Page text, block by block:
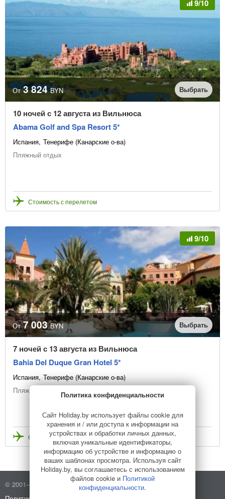
9/10
От 3 824 BYN Выбрать
10 ночей с 12 августа из Вильнюса
Abama Golf and Spa Resort 5*
Испания Тенерифе (Канарские о-ва)
Пляжный отдых
Стоимость с перелетом
9/10
От 7 003 BYN Выбрать
7 ночей с 13 августа из Вильнюса
Bahia Del Duque Gran Hotel 5*
Испания Тенерифе (Канарские о-ва)
Пляжный отдых
Стоимость с перелетом
© 2001–2026 Holiday.by
Правила использования сайта
Политика конфиденциальности
Сайт Holiday.by использует файлы cookie для
хранения и / или доступа к информации на
устройствах и обработки личных данных,
включая уникальные идентификаторы,
информацию об устройстве и информацию о
ваших шаблонах просмотра. Используя сайт
Holiday.by, вы соглашаетесь с использованием
файлов cookie и Политикой
конфиденциальности.